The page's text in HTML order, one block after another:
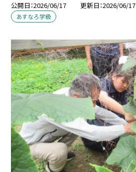
公開日 2026/06/17 更新日 2026/06/17
あすなろ学級